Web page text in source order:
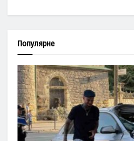
Популярне